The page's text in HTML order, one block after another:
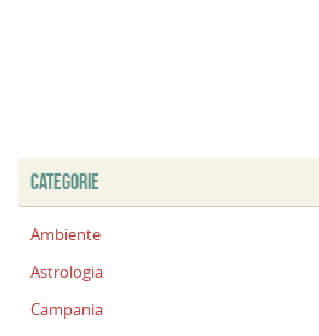
CATEGORIE
Ambiente
Astrologia
Campania